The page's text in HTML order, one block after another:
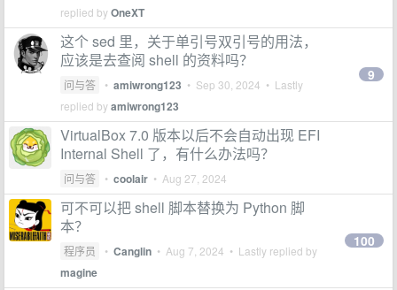
replied byOneXT
这个 sed 里，关于单引号双引号的用法，
应该是去查阅 shell 的资料吗？
问与答 • amiwrong123 • Sep 30, 2024 • Lastly
replied byamiwrong123
9
VirtualBox 7.0 版本以后不会自动出现 EFI
Internal Shell 了，有什么办法吗？
问与答 • coolair • Aug 27, 2024
可不可以把 shell 脚本替换为 Python 脚
本？
程序员 • Canglin • Aug 7, 2024 • Lastly replied by
magine
100